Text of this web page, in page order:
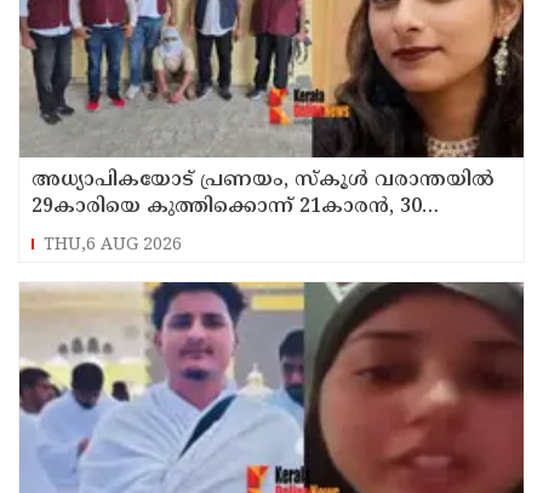
അധ്യാപികയോട് പ്രണയം, സ്‌കൂള്‍ വരാന്തയില്‍
29കാരിയെ കുത്തിക്കൊന്ന് 21കാരന്‍, 30
സെക്കന്റില്‍ 34 തവണ കുത്തിയെന്ന് പൊലീസ്
THU,6 AUG 2026